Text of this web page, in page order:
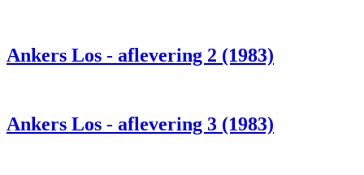
Ankers Los - aflevering 2 (1983)
Ankers Los - aflevering 3 (1983)